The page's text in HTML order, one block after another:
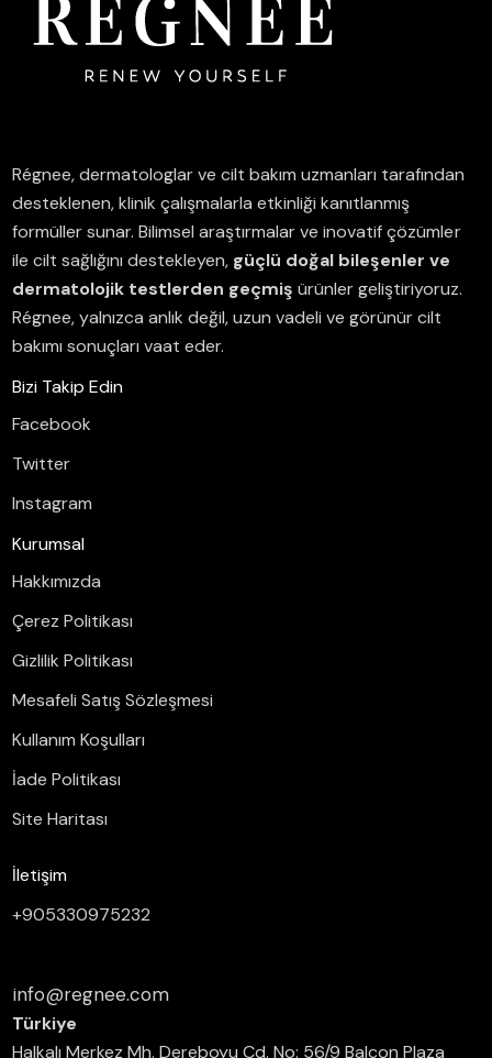
Régnee, dermatologlar ve cilt bakım uzmanları tarafından
desteklenen, klinik çalışmalarla etkinliği kanıtlanmış
formüller sunar.Bilimsel araştırmalar ve inovatif çözümler
ile cilt sağlığını destekleyen, güçlü doğal bileşenler ve
dermatolojik testlerden geçmiş ürünler geliştiriyoruz.
Régnee, yalnızca anlık değil, uzun vadeli ve görünür cilt
bakımı sonuçları vaat eder.
Bizi Takip Edin
Facebook
Twitter
Instagram
Kurumsal
Hakkımızda
Çerez Politikası
Gizlilik Politikası
Mesafeli Satış Sözleşmesi
Kullanım Koşulları
İade Politikası
Site Haritası
İletişim
+905330975232
info@regnee.com
Türkiye
Halkalı Merkez Mh. Dereboyu Cd. No: 56/9 Balcon Plaza